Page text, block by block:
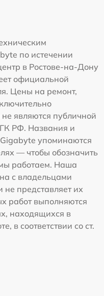
по истечении
в Ростове-на-Дону
официальной
Цены на ремонт,
являются публичной
ГК РФ. Названия и
упоминаются
— чтобы обозначить
работаем. Наша
с владельцами
представляет их
работ выполняются
находящихся в
в соответствии со ст.